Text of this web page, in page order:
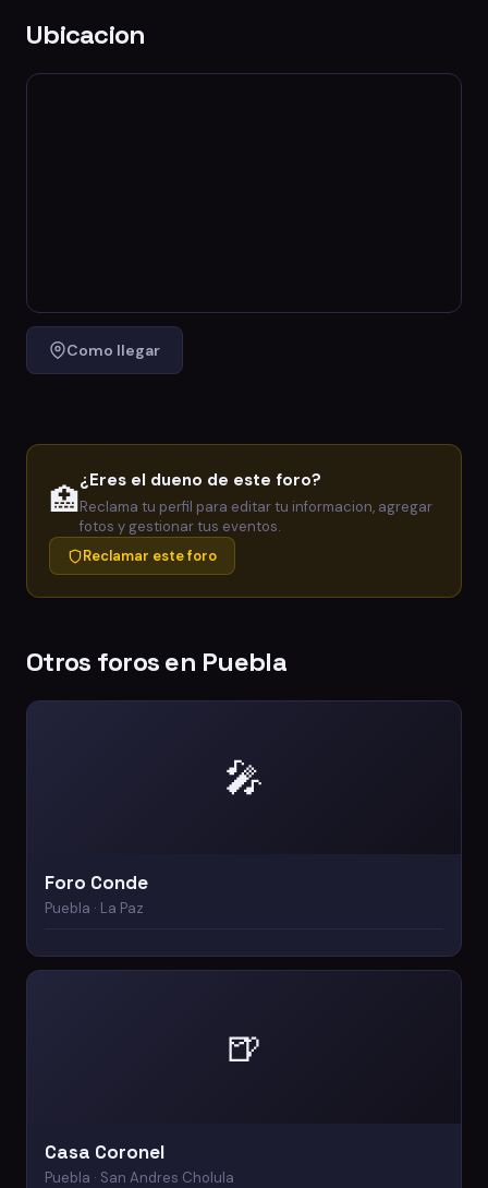
Ubicacion
Como llegar
🏥
¿Eres el dueno de este foro?
Reclama tu perfil para editar tu informacion, agregar
fotos y gestionar tus eventos.
Reclamar este foro
Otros foros en Puebla
🎤
Foro Conde
Puebla · La Paz
🍺
Casa Coronel
Puebla · San Andres Cholula